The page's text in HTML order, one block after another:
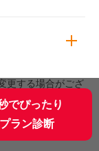
更する場合がござ
税込価格は2021
。税率の引き上
でぴったり
プラン診断